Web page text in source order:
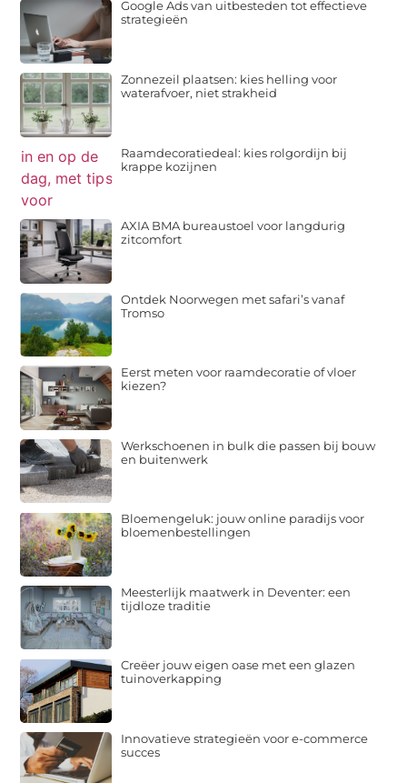
Google Ads van uitbesteden tot effectieve
strategieën
Zonnezeil plaatsen: kies helling voor
waterafvoer, niet strakheid
Raamdecoratiedeal: kies rolgordijn bij
krappe kozijnen
AXIA BMA bureaustoel voor langdurig
zitcomfort
Ontdek Noorwegen met safari’s vanaf
Tromso
Eerst meten voor raamdecoratie of vloer
kiezen?
Werkschoenen in bulk die passen bij bouw
en buitenwerk
Bloemengeluk: jouw online paradijs voor
bloemenbestellingen
Meesterlijk maatwerk in Deventer: een
tijdloze traditie
Creëer jouw eigen oase met een glazen
tuinoverkapping
Innovatieve strategieën voor e-commerce
succes